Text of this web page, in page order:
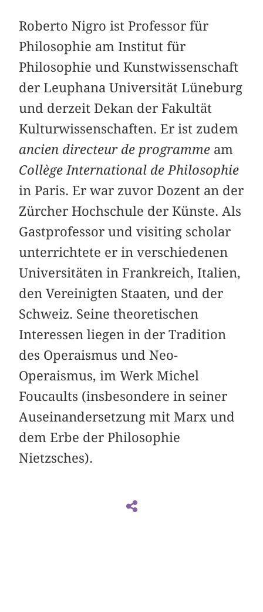
Roberto Nigro ist Professor für
Philosophie am Institut für
Philosophie und Kunstwissenschaft
der Leuphana Universität Lüneburg
und derzeit Dekan der Fakultät
Kulturwissenschaften. Er ist zudem
ancien directeur de programme am
Collège International de Philosophie
in Paris. Er war zuvor Dozent an der
Zürcher Hochschule der Künste. Als
Gastprofessor und visiting scholar
unterrichtete er in verschiedenen
Universitäten in Frankreich, Italien,
den Vereinigten Staaten, und der
Schweiz. Seine theoretischen
Interessen liegen in der Tradition
des Operaismus und Neo-
Operaismus, im Werk Michel
Foucaults (insbesondere in seiner
Auseinandersetzung mit Marx und
dem Erbe der Philosophie
Nietzsches).